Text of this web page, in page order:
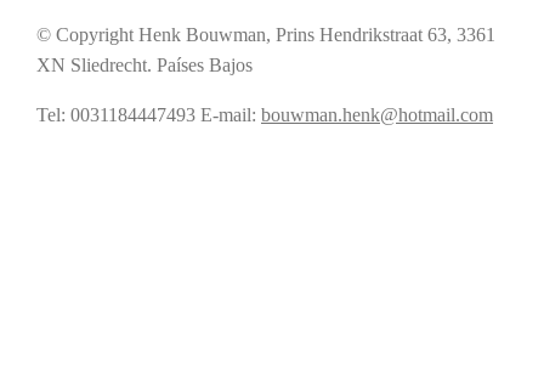
© Copyright Henk Bouwman, Prins Hendrikstraat 63, 3361
XN Sliedrecht. Países Bajos
Tel: 0031184447493 E-mail: bouwman.henk@hotmail.com